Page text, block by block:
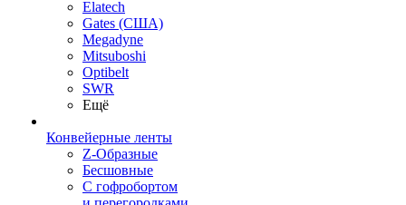
Elatech
Gates (США)
Megadyne
Mitsuboshi
Optibelt
SWR
Ещё
Конвейерные ленты
Z-Образные
Бесшовные
С гофробортом